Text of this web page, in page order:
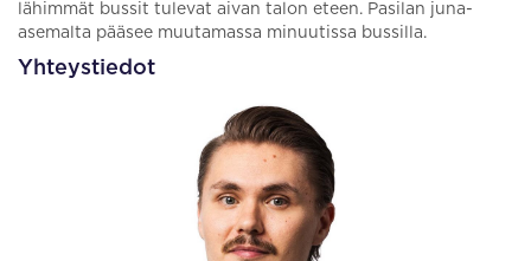
lähimmät bussit tulevat aivan talon eteen. Pasilan juna-
asemalta pääsee muutamassa minuutissa bussilla.
Yhteystiedot